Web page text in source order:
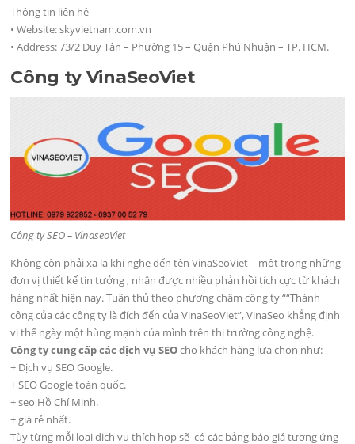
Thông tin liên hệ
• Website: skyvietnam.com.vn
• Address: 73/2 Duy Tân – Phường 15 – Quận Phú Nhuận – TP. HCM.
Công ty VinaSeoViet
Công ty SEO – VinaseoViet
Không còn phải xa lạ khi nghe đến tên VinaSeoViet – một trong những
đơn vị thiết kế tin tưởng , nhận được nhiều phản hồi tích cực từ khách
hàng nhất hiện nay. Tuân thủ theo phương châm công ty ““Thành
công của các công ty là đích đến của VinaSeoViet”, VinaSeo khẳng định
vị thế ngày một hùng mạnh của mình trên thị trường công nghệ.
Công ty cung cấp các dịch vụ SEOcho khách hàng lựa chọn như:
+ Dịch vụ SEO Google.
+ SEO Google toàn quốc.
+ seo Hồ Chí Minh.
+ giá rẻ nhất.
Tùy từng mỗi loại dịch vụ thích hợp sẽ có các bảng báo giá tương ứng